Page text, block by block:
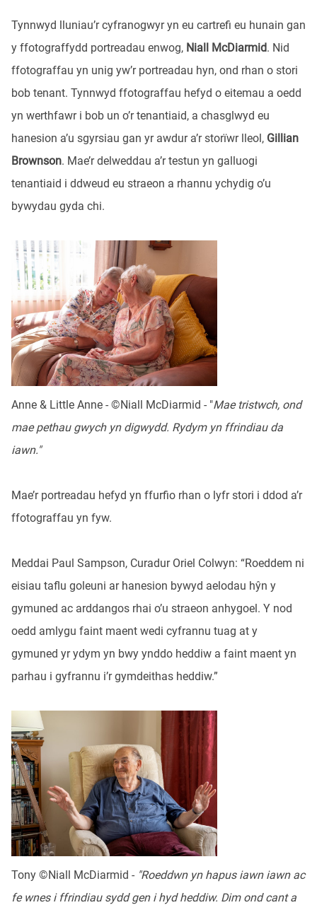
Tynnwyd lluniau’r cyfranogwyr yn eu cartrefi eu hunain gan
y ffotograffydd portreadau enwog, Niall McDiarmid. Nid
ffotograffau yn unig yw’r portreadau hyn, ond rhan o stori
bob tenant. Tynnwyd ffotograffau hefyd o eitemau a oedd
yn werthfawr i bob un o’r tenantiaid, a chasglwyd eu
hanesion a’u sgyrsiau gan yr awdur a’r storïwr lleol, Gillian
Brownson. Mae’r delweddau a’r testun yn galluogi
tenantiaid i ddweud eu straeon a rhannu ychydig o’u
bywydau gyda chi.
Anne & Little Anne - ©Niall McDiarmid - "Mae tristwch, ond
mae pethau gwych yn digwydd. Rydym yn ffrindiau da
iawn."
Mae’r portreadau hefyd yn ffurfio rhan o lyfr stori i ddod a’r
ffotograffau yn fyw.
Meddai Paul Sampson, Curadur Oriel Colwyn: “Roeddem ni
eisiau taflu goleuni ar hanesion bywyd aelodau hŷn y
gymuned ac arddangos rhai o’u straeon anhygoel. Y nod
oedd amlygu faint maent wedi cyfrannu tuag at y
gymuned yr ydym yn bwy ynddo heddiw a faint maent yn
parhau i gyfrannu i’r gymdeithas heddiw.”
Tony ©Niall McDiarmid - "Roeddwn yn hapus iawn iawn ac
fe wnes i ffrindiau sydd gen i hyd heddiw. Dim ond cant a